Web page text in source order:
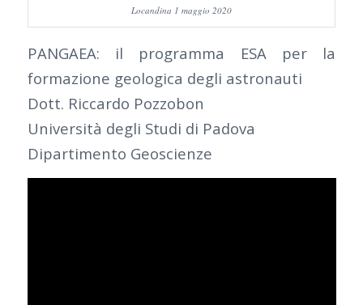
Locandina 1 maggio 2020
PANGAEA: il programma ESA per la
formazione geologica degli astronauti
Dott. Riccardo Pozzobon
Università degli Studi di Padova
Dipartimento Geoscienze